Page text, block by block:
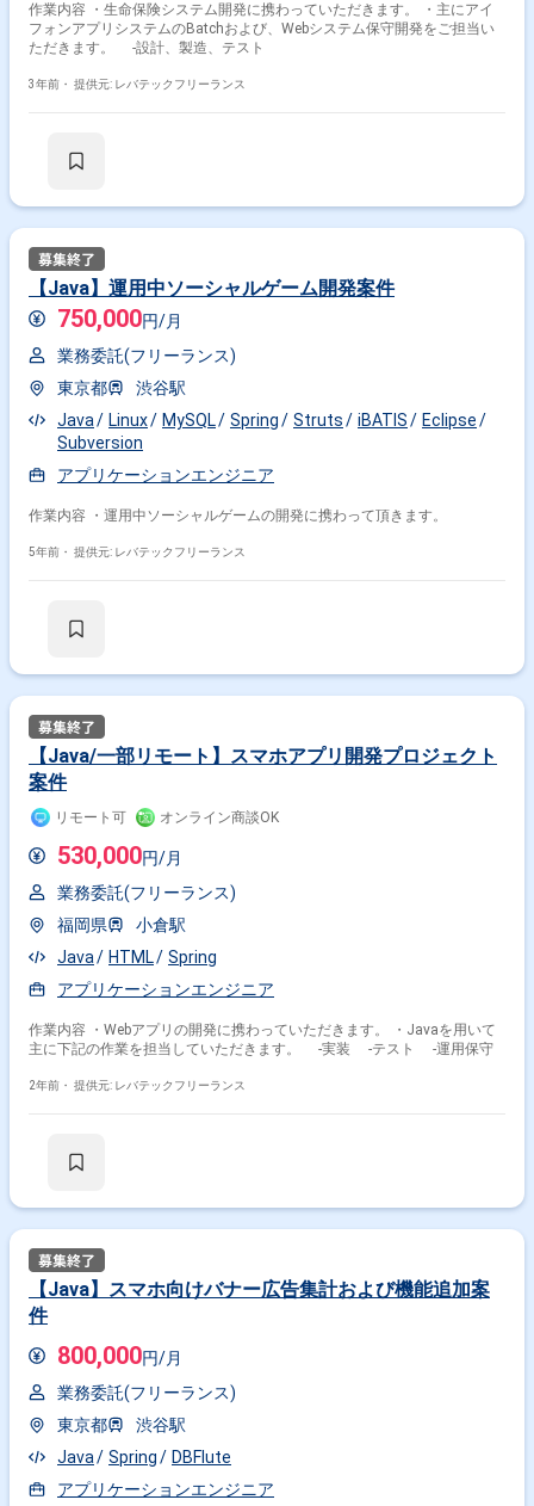
作業内容 ・生命保険システム開発に携わっていただきます。 ・主にアイ
フォンアプリシステムのBatchおよび、Webシステム保守開発をご担当い
ただきます。 -設計、製造、テスト
3年前・ 提供元: レバテックフリーランス
【Java】運用中ソーシャルゲーム開発案件
750,000円/月
業務委託(フリーランス)
東京都
渋谷駅
Java
Linux MySQL Spring Struts iBATIS
Eclipse
Subversion
アプリケーションエンジニア
作業内容 ・運用中ソーシャルゲームの開発に携わって頂きます。
5年前・ 提供元: レバテックフリーランス
【Java/一部リモート】スマホアプリ開発プロジェクト
案件
リモート可 オンライン商談OK
530,000円/月
業務委託(フリーランス)
福岡県
小倉駅
Java
HTML
Spring
アプリケーションエンジニア
作業内容 ・Webアプリの開発に携わっていただきます。 ・Javaを用いて
主に下記の作業を担当していただきます。 -実装 -テスト -運用保守
2年前・ 提供元: レバテックフリーランス
【Java】スマホ向けバナー広告集計および機能追加案
件
800,000円/月
業務委託(フリーランス)
東京都
渋谷駅
Java
Spring
DBFlute
アプリケーションエンジニア